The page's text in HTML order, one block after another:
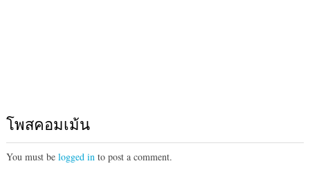
โพสคอมเม้น
You must be logged in to post a comment.